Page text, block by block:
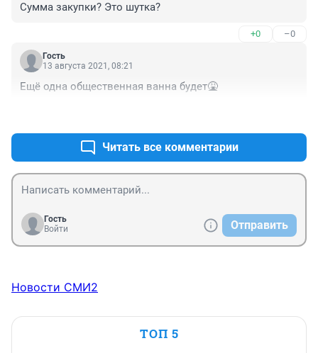
Сумма закупки? Это шутка?
+0 –0
Гость
13 августа 2021, 08:21
Ещё одна общественная ванна будет🤮
Читать все комментарии
Гость
Войти
Отправить
Новости СМИ2
ТОП 5